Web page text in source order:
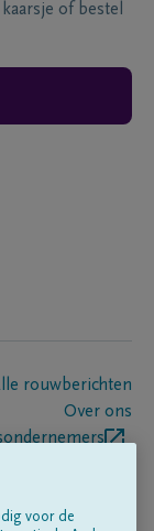
of bestel
rouwberichten
Over ons
voor de